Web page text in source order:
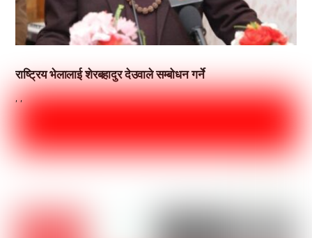
राष्ट्रिय भेलालाई शेरबहादुर देउवाले सम्बोधन गर्ने
, ,